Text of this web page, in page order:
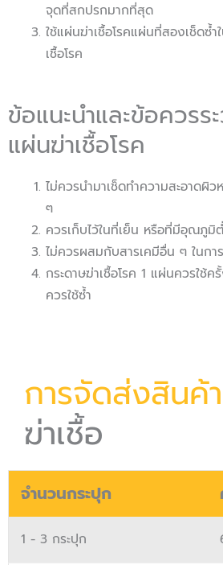
จุดที่สกปรกมากที่สุด
ใช้แผ่นฆ่าเชื้อโรคแผ่นที่สองเช็ดซ้
เชื้อโรค
ข้อแนะนำและข้อควรร
แผ่นฆ่าเชื้อโรค
ไม่ควรนำมาเช็ดทำความสะอาดผิ
ๆ
ควรเก็บไว้ในที่เย็น หรือที่มีอุณภูมิ
ไม่ควรผสมกับสารเคมีอื่น ๆ ในกา
กระดาษฆ่าเชื้อโรค 1 แผ่นควรใช้ค
ควรใช้ซ้ำ
การจัดส่งสินค้า
ฆ่าเชื้อ
จำนวนกระปุก
1 - 3 กระปุก